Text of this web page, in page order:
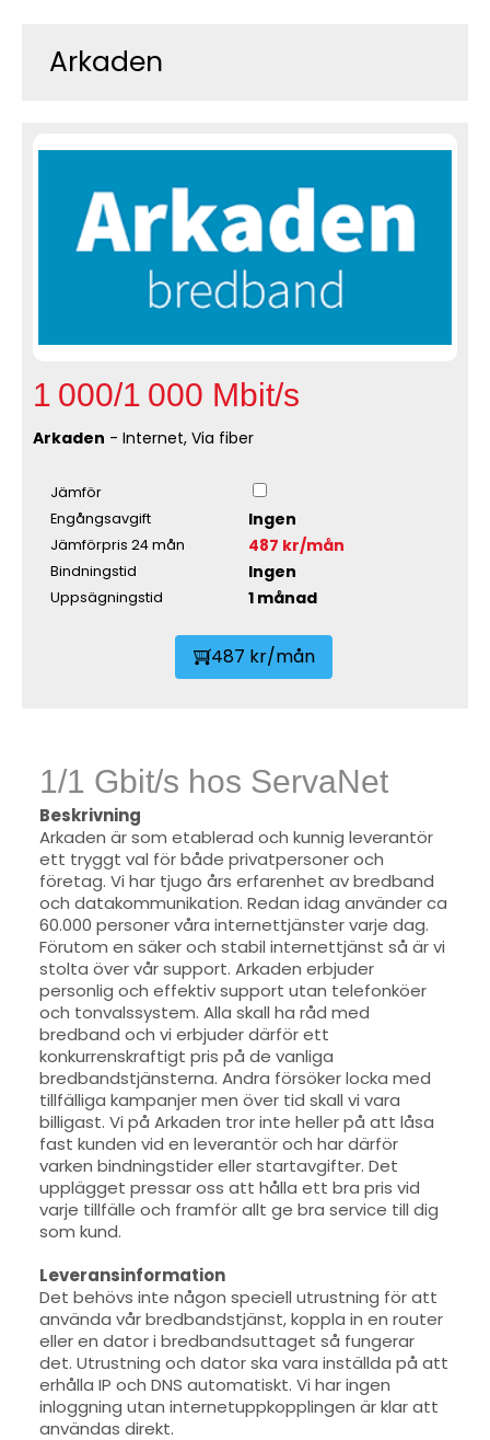
Arkaden
1 000/1 000 Mbit/s
Arkaden - Internet, Via fiber
Jämför
Engångsavgift
Ingen
Jämförpris 24 mån 487 kr/mån
Bindningstid Ingen
Uppsägningstid 1 månad
487 kr/mån
1/1 Gbit/s hos ServaNet
Beskrivning
Arkaden är som etablerad och kunnig leverantör
ett tryggt val för både privatpersoner och
företag. Vi har tjugo års erfarenhet av bredband
och datakommunikation. Redan idag använder ca
60.000 personer våra internettjänster varje dag.
Förutom en säker och stabil internettjänst så är vi
stolta över vår support. Arkaden erbjuder
personlig och effektiv support utan telefonköer
och tonvalssystem. Alla skall ha råd med
bredband och vi erbjuder därför ett
konkurrenskraftigt pris på de vanliga
bredbandstjänsterna. Andra försöker locka med
tillfälliga kampanjer men över tid skall vi vara
billigast. Vi på Arkaden tror inte heller på att låsa
fast kunden vid en leverantör och har därför
varken bindningstider eller startavgifter. Det
upplägget pressar oss att hålla ett bra pris vid
varje tillfälle och framför allt ge bra service till dig
som kund.
Leveransinformation
Det behövs inte någon speciell utrustning för att
använda vår bredbandstjänst, koppla in en router
eller en dator i bredbandsuttaget så fungerar
det. Utrustning och dator ska vara inställda på att
erhålla IP och DNS automatiskt. Vi har ingen
inloggning utan internetuppkopplingen är klar att
användas direkt.